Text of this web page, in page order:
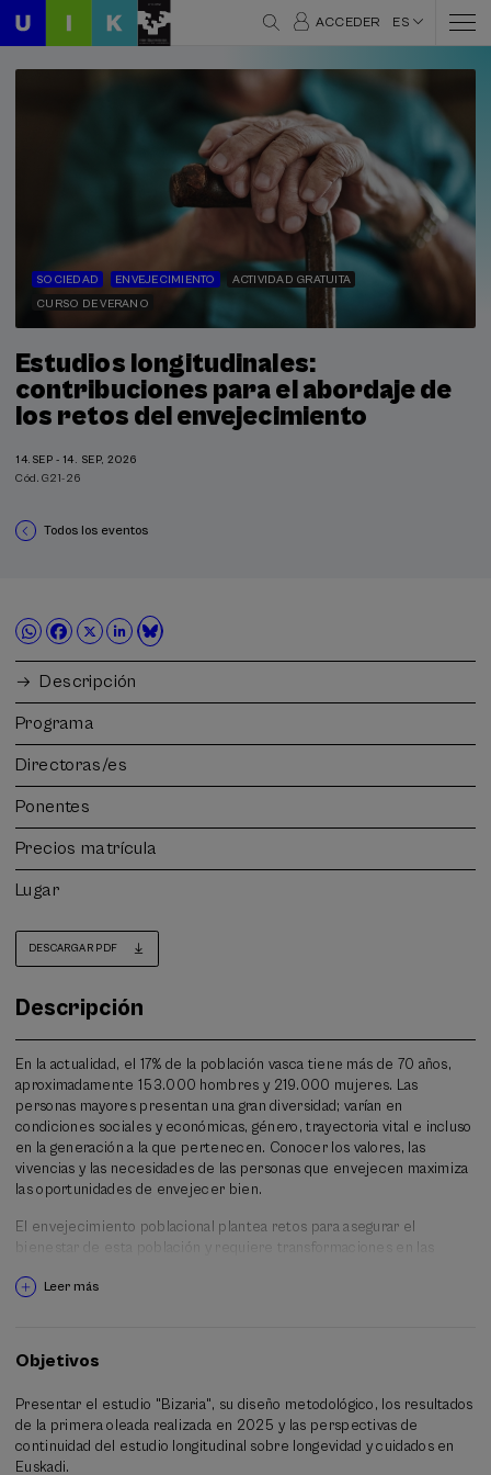
ACCEDER ES
SOCIEDAD ENVEJECIMIENTO
ACTIVIDAD GRATUITA
CURSO DE VERANO
Estudios longitudinales:
contribuciones para el abordaje de
los retos del envejecimiento
14.SEP - 14. SEP, 2026
Cód. G21-26
Todos los eventos
Descripción
Programa
Directoras/es
Ponentes
Precios matrícula
Lugar
DESCARGAR PDF
Descripción
En la actualidad, el 17% de la población vasca tiene más de 70 años,
aproximadamente 153.000 hombres y 219.000 mujeres. Las
personas mayores presentan una gran diversidad; varían en
condiciones sociales y económicas, género, trayectoria vital e incluso
en la generación a la que pertenecen. Conocer los valores, las
vivencias y las necesidades de las personas que envejecen maximiza
las oportunidades de envejecer bien.
El envejecimiento poblacional plantea retos para asegurar el
bienestar de esta población y requiere transformaciones en las
entornos habitacionales, entre otros. Para abordar estos retos es
Solo un estudio poblacional con diseño longitudinal permite examinar
los cambios demográficos y sociales que tendrán lugar en la próxima
década. Un estudio longitudinal es un diseño de investigación que
consiste en estudiar a las mismas personas durante un período
Leer más
Objetivos
Presentar el estudio "Bizaria", su diseño metodológico, los resultados
de la primera oleada realizada en 2025 y las perspectivas de
continuidad del estudio longitudinal sobre longevidad y cuidados en
Euskadi.